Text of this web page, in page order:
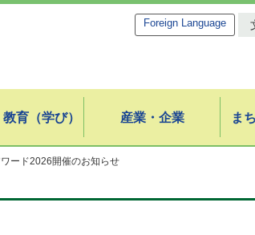
Foreign Language
育（学び） 産業・企業 ま
ード2026開催のお知らせ